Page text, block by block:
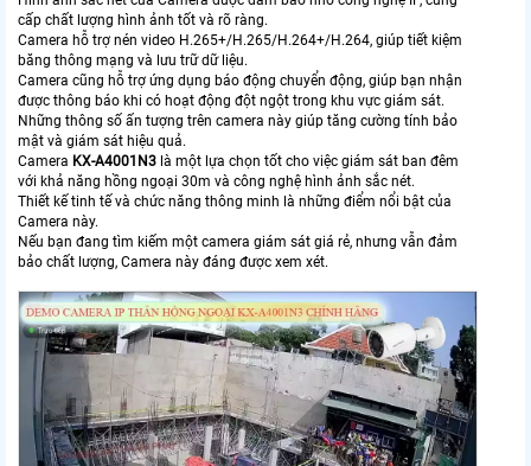
cấp chất lượng hình ảnh tốt và rõ ràng.
Camera hỗ trợ nén video H.265+/H.265/H.264+/H.264, giúp tiết kiệm
băng thông mạng và lưu trữ dữ liệu.
Camera cũng hỗ trợ ứng dụng báo động chuyển động, giúp bạn nhận
được thông báo khi có hoạt động đột ngột trong khu vực giám sát.
Những thông số ấn tượng trên camera này giúp tăng cường tính bảo
mật và giám sát hiệu quả.
Camera KX-A4001N3 là một lựa chọn tốt cho việc giám sát ban đêm
với khả năng hồng ngoại 30m và công nghệ hình ảnh sắc nét.
Thiết kế tinh tế và chức năng thông minh là những điểm nổi bật của
Camera này.
Nếu bạn đang tìm kiếm một camera giám sát giá rẻ, nhưng vẫn đảm
bảo chất lượng, Camera này đáng được xem xét.